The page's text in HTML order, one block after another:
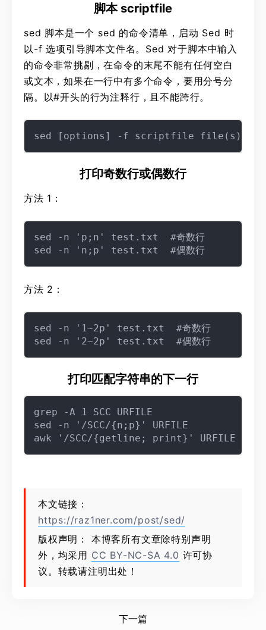
脚本 scriptfile
sed 脚本是一个 sed 的命令清单，启动 Sed 时
以-f 选项引导脚本文件名。Sed 对于脚本中输入
的命令非常挑剔，在命令的末尾不能有任何空白
或文本，如果在一行中有多个命令，要用分号分
隔。以#开头的行为注释行，且不能跨行。
打印奇数行或偶数行
方法 1：
sed -n 'p;n' test.txt  #奇数行
方法 2：
sed -n '1~2p' test.txt  #奇数行
打印匹配字符串的下一行
grep -A 1 SCC URFILE
sed -n '/SCC/{n;p}' URFILE
本文链接：
https://raz1ner.com/post/sed/
版权声明： 本博客所有文章除特别声明
外，均采用 CC BY-NC-SA 4.0 许可协
议。转载请注明出处！
下一篇